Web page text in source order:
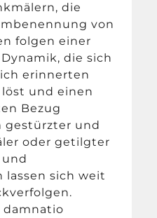
die
von
folgen einer
die sich
erinnerten
und einen
Bezug
gestürzter und
oder getilgter
lassen sich weit
damnatio